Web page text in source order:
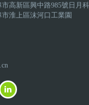
高新區興中路985號日月
淮上區沫河口工業園